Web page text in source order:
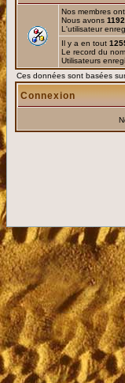
Nos membres
Nous avons 1192
L'utilisateur
Il y a en tout
Le record du
Utilisateurs
Ces données sont basées
Connexion